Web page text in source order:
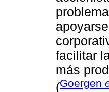
facilitar
más
(Goergen